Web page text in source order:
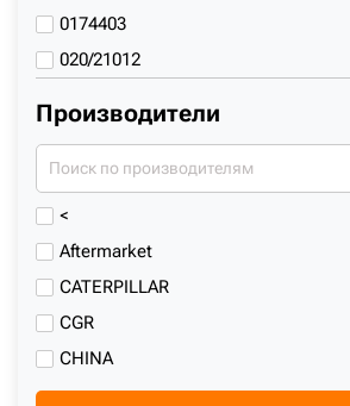
0174403
020/21012
0208326-P
0237304
0310304
Производители
<
Aftermarket
CATERPILLAR
CGR
CHINA
CNH